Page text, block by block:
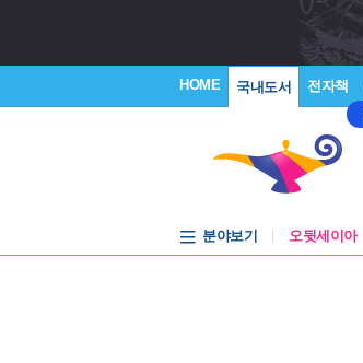
HOME 국내도서 전자책
분야보기 오뒷세이아